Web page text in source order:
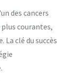
des cancers
courantes,
clé du succès